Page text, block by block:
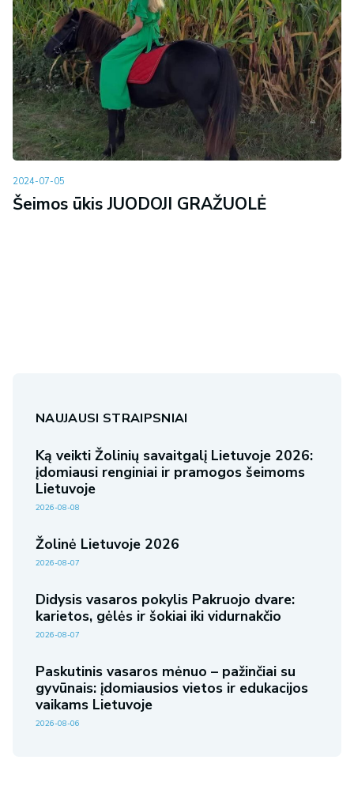
2024-07-05
Šeimos ūkis JUODOJI GRAŽUOLĖ
NAUJAUSI STRAIPSNIAI
Ką veikti Žolinių savaitgalį Lietuvoje 2026:
įdomiausi renginiai ir pramogos šeimoms
Lietuvoje
2026-08-08
Žolinė Lietuvoje 2026
2026-08-07
Didysis vasaros pokylis Pakruojo dvare:
karietos, gėlės ir šokiai iki vidurnakčio
2026-08-07
Paskutinis vasaros mėnuo – pažinčiai su
gyvūnais: įdomiausios vietos ir edukacijos
vaikams Lietuvoje
2026-08-06